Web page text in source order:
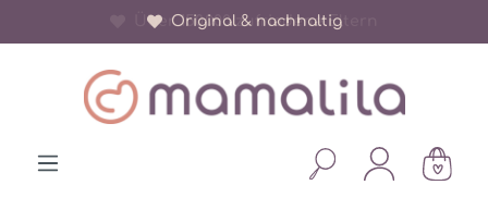
Original & nachhaltig
Über 150.000 zufriedene Eltern